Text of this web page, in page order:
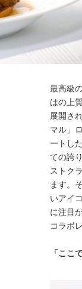
最高級
はの上
展開さ
マル」
ートし
ての誇
ストク
ます。
いアイ
に注目
コラボ
「ここ